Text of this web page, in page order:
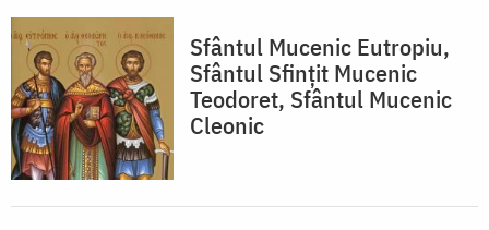
Sfântul Mucenic Eutropiu,
Sfântul Sfințit Mucenic
Teodoret, Sfântul Mucenic
Cleonic